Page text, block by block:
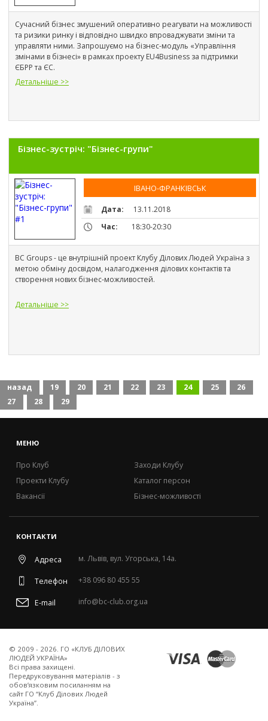
Сучасний бізнес змушений оперативно реагувати на можливості
та ризики ринку і відповідно швидко впроваджувати зміни та
управляти ними. Запрошуємо на бізнес-модуль «Управління
змінами в бізнесі» в рамках проекту EU4Business за підтримки
ЄБРР та ЄС.
Детальніше >>
Бізнес-зустріч: "Бізнес-групи"
ІВАНО-ФРАНКІВСЬК
Дата:
13.11.2018
Час:
18:30-20:30
BC Groups - це внутрішній проект Клубу Ділових Людей Україна з
метою обміну досвідом, налагодження ділових контактів та
створення нових бізнес-можливостей.
Детальніше >>
назад 19 20 21 22 23 24 25
26
27
28 29
МЕНЮ
Про Клуб
Проекти Клубу
Вакансії
Заходи Клубу
Каталог персон
Бізнес-можливості
КОНТАКТИ
Адреса м. Львів, вул. Угорська, 14а.
Телефон +38 096 80 455 55
E-mail info@bc-club.org.ua
© 2009 - 2026. ГО «КЛУБ ДІЛОВИХ
ЛЮДЕЙ УКРАЇНА»
Всi права захищенi.
Передруковування матеріалів - з
обов’язковим посиланням на
сайт ГО “Клуб Ділових Людей
Україна”.